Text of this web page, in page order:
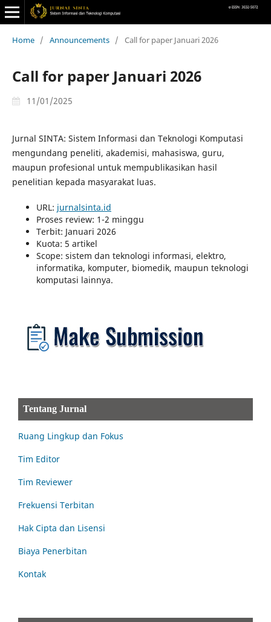
Home / Announcements / Call for paper Januari 2026
Call for paper Januari 2026
11/01/2025
Jurnal SINTA: Sistem Informasi dan Teknologi Komputasi
mengundang peneliti, akademisi, mahasiswa, guru,
maupun profesional untuk mempublikasikan hasil
penelitian kepada masyarakat luas.
URL: jurnalsinta.id
Proses review: 1-2 minggu
Terbit: Januari 2026
Kuota: 5 artikel
Scope: sistem dan teknologi informasi, elektro,
informatika, komputer, biomedik, maupun teknologi
komputasi lainnya.
Tentang Jurnal
Ruang Lingkup dan Fokus
Tim Editor
Tim Reviewer
Frekuensi Terbitan
Hak Cipta dan Lisensi
Biaya Penerbitan
Kontak